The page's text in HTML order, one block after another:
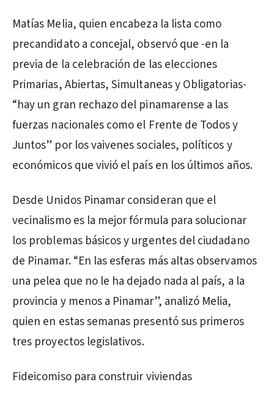
Matías Melia, quien encabeza la lista como
precandidato a concejal, observó que -en la
previa de la celebración de las elecciones
Primarias, Abiertas, Simultaneas y Obligatorias-
“hay un gran rechazo del pinamarense a las
fuerzas nacionales como el Frente de Todos y
Juntos” por los vaivenes sociales, políticos y
económicos que vivió el país en los últimos años.
Desde Unidos Pinamar consideran que el
vecinalismo es la mejor fórmula para solucionar
los problemas básicos y urgentes del ciudadano
de Pinamar. “En las esferas más altas observamos
una pelea que no le ha dejado nada al país, a la
provincia y menos a Pinamar”, analizó Melia,
quien en estas semanas presentó sus primeros
tres proyectos legislativos.
Fideicomiso para construir viviendas